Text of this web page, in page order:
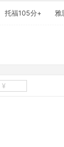
托福105分+ 雅